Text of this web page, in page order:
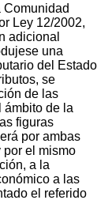
Comunidad
Ley 12/2002,
adicional
una
del Estado
se
de las
ámbito de la
figuras
por ambas
por el mismo
a la
a las
el referido